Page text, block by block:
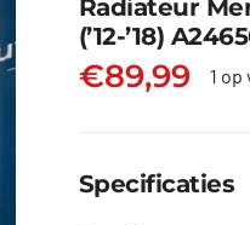
Radiateur
(’12-’18)
€89,99 1
Specificaties